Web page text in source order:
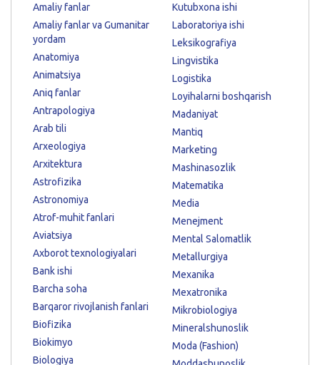
Amaliy fanlar
Amaliy fanlar va Gumanitar
yordam
Anatomiya
Animatsiya
Aniq fanlar
Antrapologiya
Arab tili
Arxeologiya
Arxitektura
Astrofizika
Astronomiya
Atrof-muhit fanlari
Aviatsiya
Axborot texnologiyalari
Bank ishi
Barcha soha
Barqaror rivojlanish fanlari
Biofizika
Biokimyo
Biologiya
Kutubxona ishi
Laboratoriya ishi
Leksikografiya
Lingvistika
Logistika
Loyihalarni boshqarish
Madaniyat
Mantiq
Marketing
Mashinasozlik
Matematika
Media
Menejment
Mental Salomatlik
Metallurgiya
Mexanika
Mexatronika
Mikrobiologiya
Mineralshunoslik
Moda (Fashion)